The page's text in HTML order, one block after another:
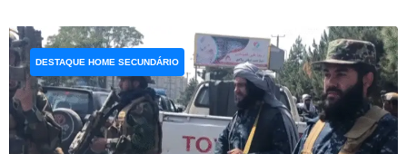
DESTAQUE HOME SECUNDÁRIO